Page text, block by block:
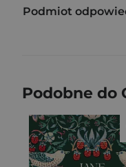
Podmiot
Podobne do